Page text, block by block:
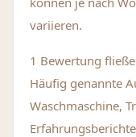
variieren.
1 Bewertung
Häufig genannte
Waschmaschine,